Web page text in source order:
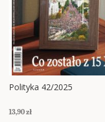
Polityka 42/2025
13,90 zł